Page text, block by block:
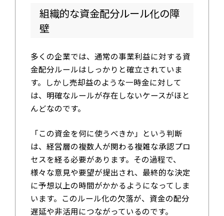
組織的な資金配分ルール化の障
壁
多くの企業では、通常の事業利益に対する資
金配分ルールはしっかりと確立されていま
す。しかし売却益のような一時金に対して
は、明確なルールが存在しないケースがほと
んどなのです。
「この資金を何に使うべきか」という判断
は、経営層の複数人が関わる複雑な承認プロ
セスを経る必要があります。その過程で、
様々な意見や要望が提出され、最終的な決定
に予想以上の時間がかかるようになってしま
います。このルール化の欠落が、資金の配分
遅延や非活用につながっているのです。